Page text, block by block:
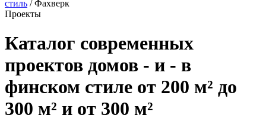
стиль /Фахверк
Проекты
Каталог современных
проектов домов - и - в
финском стиле от 200 м² до
300 м² и от 300 м²